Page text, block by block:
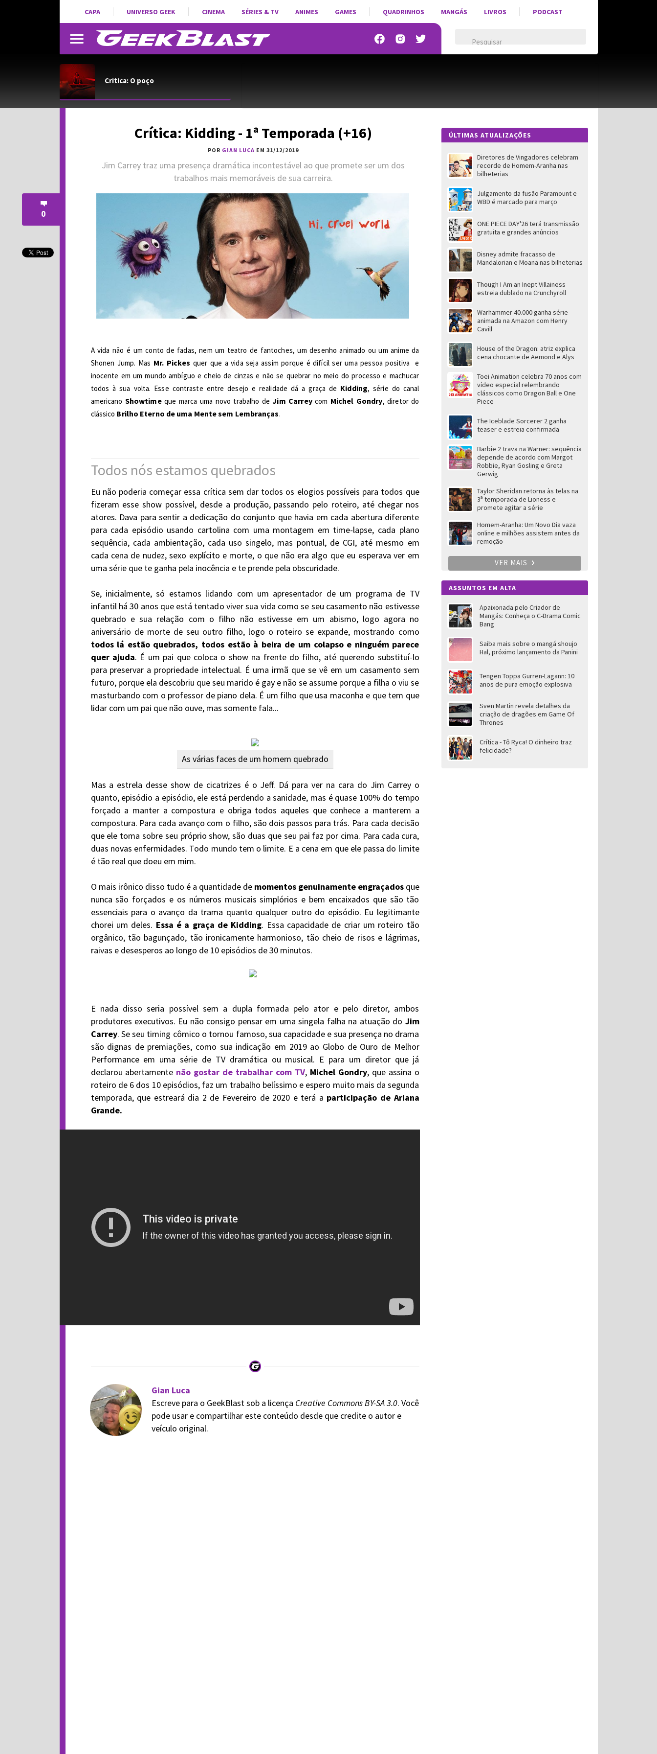
CAPA UNIVERSO GEEK CINEMA SÉRIES & TV ANIMES GAMES QUADRINHOS MANGÁS LIVROS PODCAST
Critica: O poço
Crítica: Kidding - 1ª Temporada (+16)
POR GIAN LUCA EM 31/12/2019
Jim Carrey traz uma presença dramática incontestável ao que promete ser um dos
trabalhos mais memoráveis de sua carreira.
A vida não é um conto de fadas, nem um teatro de fantoches, um desenho animado ou um anime da
Shonen Jump. Mas Mr. Pickes quer que a vida seja assim porque é difícil ser uma pessoa positiva  e
inocente em um mundo ambíguo e cheio de cinzas e não se quebrar no meio do processo e machucar
todos à sua volta. Esse contraste entre desejo e realidade dá a graça de Kidding, série do canal
americano Showtime que marca uma novo trabalho de Jim Carrey com Michel Gondry, diretor do
clássico Brilho Eterno de uma Mente sem Lembranças.
Todos nós estamos quebrados
Eu não poderia começar essa crítica sem dar todos os elogios possíveis para todos que
fizeram esse show possível, desde a produção, passando pelo roteiro, até chegar nos
atores. Dava para sentir a dedicação do conjunto que havia em cada abertura diferente
para cada episódio usando cartolina com uma montagem em time-lapse, cada plano
sequência, cada ambientação, cada uso singelo, mas pontual, de CGI, até mesmo em
cada cena de nudez, sexo explícito e morte, o que não era algo que eu esperava ver em
uma série que te ganha pela inocência e te prende pela obscuridade.
Se, inicialmente, só estamos lidando com um apresentador de um programa de TV
infantil há 30 anos que está tentado viver sua vida como se seu casamento não estivesse
quebrado e sua relação com o filho não estivesse em um abismo, logo agora no
aniversário de morte de seu outro filho, logo o roteiro se expande, mostrando como
todos lá estão quebrados, todos estão à beira de um colapso e ninguém parece
quer ajuda. É um pai que coloca o show na frente do filho, até querendo substituí-lo
para preservar a propriedade intelectual. É uma irmã que se vê em um casamento sem
futuro, porque ela descobriu que seu marido é gay e não se assume porque a filha o viu se
masturbando com o professor de piano dela. É um filho que usa maconha e que tem que
lidar com um pai que não ouve, mas somente fala...
As várias faces de um homem quebrado
Mas a estrela desse show de cicatrizes é o Jeff. Dá para ver na cara do Jim Carrey o
quanto, episódio a episódio, ele está perdendo a sanidade, mas é quase 100% do tempo
forçado a manter a compostura e obriga todos aqueles que conhece a manterem a
compostura. Para cada avanço com o filho, são dois passos para trás. Para cada decisão
que ele toma sobre seu próprio show, são duas que seu pai faz por cima. Para cada cura,
duas novas enfermidades. Todo mundo tem o limite. E a cena em que ele passa do limite
é tão real que doeu em mim.
O mais irônico disso tudo é a quantidade demomentos genuinamente engraçadosque
nunca são forçados e os números musicais simplórios e bem encaixados que são tão
essenciais para o avanço da trama quanto qualquer outro do episódio. Eu legitimante
chorei um deles. Essa é a graça de Kidding. Essa capacidade de criar um roteiro tão
orgânico, tão bagunçado, tão ironicamente harmonioso, tão cheio de risos e lágrimas,
raivas e desesperos ao longo de 10 episódios de 30 minutos.
E nada disso seria possível sem a dupla formada pelo ator e pelo diretor, ambos
produtores executivos. Eu não consigo pensar em uma singela falha na atuação do Jim
Carrey. Se seu timing cômico o tornou famoso, sua capacidade e sua presença no drama
são dignas de premiações, como sua indicação em 2019 ao Globo de Ouro de Melhor
Performance em uma série de TV dramática ou musical. E para um diretor que já
declarou abertamente não gostar de trabalhar com TV, Michel Gondry, que assina o
roteiro de 6 dos 10 episódios, faz um trabalho belíssimo e espero muito mais da segunda
temporada, que estreará dia 2 de Fevereiro de 2020 e terá a participação de Ariana
Grande.
0
Gian Luca
Escreve para o GeekBlast sob a licença Creative Commons BY-SA 3.0. Você
pode usar e compartilhar este conteúdo desde que credite o autor e
veículo original.
ÚLTIMAS ATUALIZAÇÕES
Diretores de Vingadores celebram
recorde de Homem-Aranha nas
bilheterias
Julgamento da fusão Paramount e
WBD é marcado para março
ONE PIECE DAY'26 terá transmissão
gratuita e grandes anúncios
Disney admite fracasso de
Mandalorian e Moana nas bilheterias
Though I Am an Inept Villainess
estreia dublado na Crunchyroll
Warhammer 40.000 ganha série
animada na Amazon com Henry
Cavill
House of the Dragon: atriz explica
cena chocante de Aemond e Alys
Toei Animation celebra 70 anos com
vídeo especial relembrando
clássicos como Dragon Ball e One
Piece
The Iceblade Sorcerer 2 ganha
teaser e estreia confirmada
Barbie 2 trava na Warner: sequência
depende de acordo com Margot
Robbie, Ryan Gosling e Greta
Gerwig
Taylor Sheridan retorna às telas na
3ª temporada de Lioness e
promete agitar a série
Homem-Aranha: Um Novo Dia vaza
online e milhões assistem antes da
remoção
VER MAIS
ASSUNTOS EM ALTA
Apaixonada pelo Criador de
Mangás: Conheça o C-Drama Comic
Bang
Saiba mais sobre o mangá shoujo
Hal, próximo lançamento da Panini
Tengen Toppa Gurren-Lagann: 10
anos de pura emoção explosiva
Sven Martin revela detalhes da
criação de dragões em Game Of
Thrones
Crítica - Tô Ryca! O dinheiro traz
felicidade?